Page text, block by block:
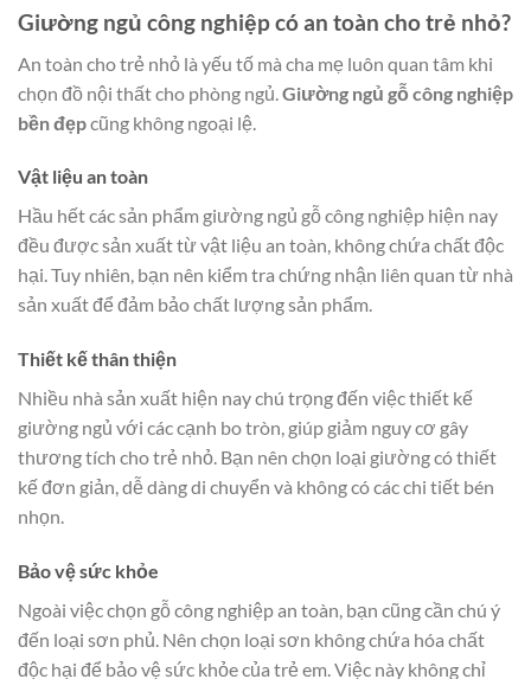
Giường ngủ công nghiệp có an toàn cho trẻ nhỏ?
An toàn cho trẻ nhỏ là yếu tố mà cha mẹ luôn quan tâm khi
chọn đồ nội thất cho phòng ngủ. Giường ngủ gỗ công nghiệp
bền đẹpcũng không ngoại lệ.
Vật liệu an toàn
Hầu hết các sản phẩm giường ngủ gỗ công nghiệp hiện nay
đều được sản xuất từ vật liệu an toàn, không chứa chất độc
hại. Tuy nhiên, bạn nên kiểm tra chứng nhận liên quan từ nhà
sản xuất để đảm bảo chất lượng sản phẩm.
Thiết kế thân thiện
Nhiều nhà sản xuất hiện nay chú trọng đến việc thiết kế
giường ngủ với các cạnh bo tròn, giúp giảm nguy cơ gây
thương tích cho trẻ nhỏ. Bạn nên chọn loại giường có thiết
kế đơn giản, dễ dàng di chuyển và không có các chi tiết bén
nhọn.
Bảo vệ sức khỏe
Ngoài việc chọn gỗ công nghiệp an toàn, bạn cũng cần chú ý
đến loại sơn phủ. Nên chọn loại sơn không chứa hóa chất
độc hại để bảo vệ sức khỏe của trẻ em. Việc này không chỉ